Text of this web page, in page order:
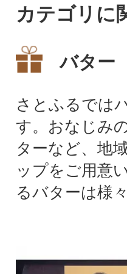
カテゴリに
バター
さとふるでは
す。おなじみ
ターなど、地
ップをご用意
るバターは様